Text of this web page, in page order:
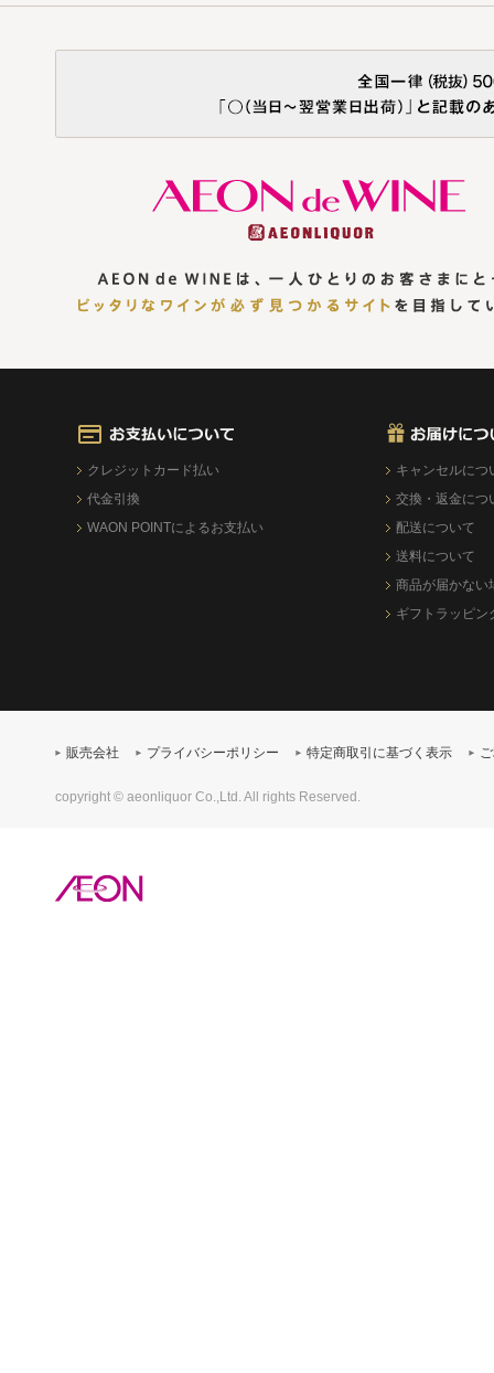
クレジットカード払い
代金引換
WAON POINTによるお支払い
キャンセルにつ
交換・返金につ
配送について
送料について
商品が届かない
ギフトラッピン
販売会社 プライバシーポリシー 特定商取引に基づく表示
copyright © aeonliquor Co.,Ltd. All rights Reserved.